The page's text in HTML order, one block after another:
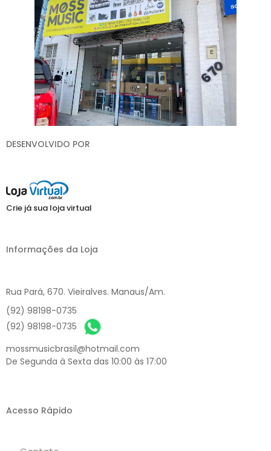
DESENVOLVIDO POR
Crie já sua loja virtual
Informações da Loja
Rua Pará, 670. Vieiralves. Manaus/Am.
(92) 98198-0735
(92) 98198-0735
mossmusicbrasil@hotmail.com
De Segunda à Sexta das 10:00 às 17:00
Acesso Rápido